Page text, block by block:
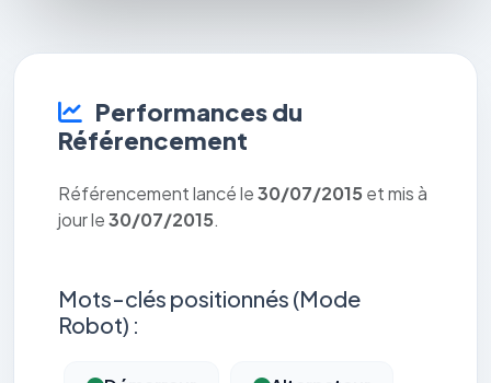
Performances du
Référencement
Référencement lancé le30/07/2015 et mis à
jour le30/07/2015.
Mots-clés positionnés (Mode
Robot) :